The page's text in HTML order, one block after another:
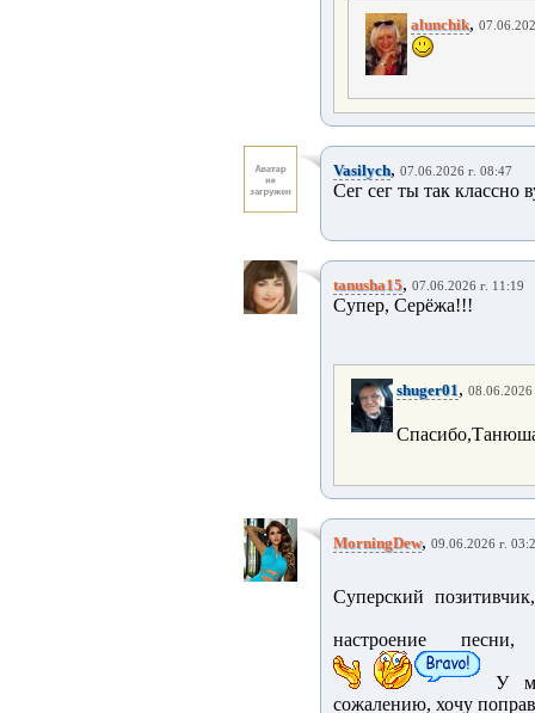
alunchik,
Vasilych, 07.06.2026 г. 08:47
Сег сег ты так классно
tanusha15, 07.06.2026 г. 11:19
Супер, Серёжа!!!
shuger01, 08.06.2026
MorningDew, 09.06.2026 г.
Суперский
настроение
У
сожалению, хочу